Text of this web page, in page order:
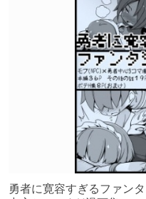
勇者に寛容すぎるファン